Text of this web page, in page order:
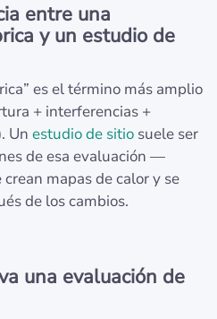
entre una
y un estudio de
es el término más amplio
+ interferencias +
Un estudio de sitio suele ser
de esa evaluación —
mapas de calor y se
de los cambios.
una evaluación de